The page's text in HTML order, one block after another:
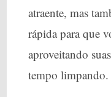
atraente, mas
rápida para que
aproveitando
tempo limpando.